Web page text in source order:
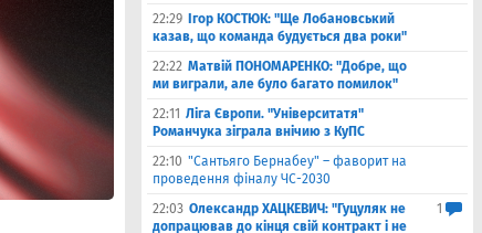
22:29
Ігор КОСТЮК: "Ще Лобановський
казав, що команда будується два роки"
22:22 Матвій ПОНОМАРЕНКО: "Добре, що
ми виграли, але було багато помилок"
22:11 Ліга Європи. "Університатя"
Романчука зіграла внічию з КуПС
22:10 "Сантьяго Бернабеу" – фаворит на
проведення фіналу ЧС-2030
22:03 Олександр ХАЦКЕВИЧ: "Гуцуляк не
допрацював до кінця свій контракт і не
1